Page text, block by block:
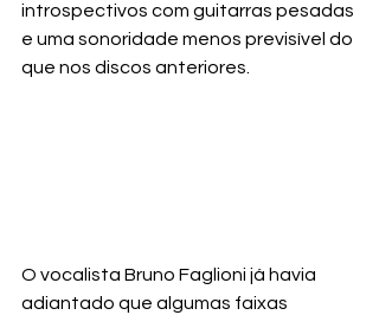
introspectivos com guitarras pesadas
e uma sonoridade menos previsível do
que nos discos anteriores.
O vocalista Bruno Faglioni já havia
adiantado que algumas faixas